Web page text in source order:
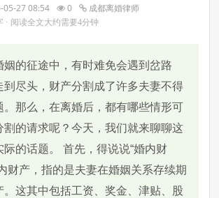
05-27 08:54 0 成都离婚律师
· 阅读全文大约需要4分钟
姻的征途中，有时难免会遇到岔路
到尽头，财产分割成了许多夫妻不得
。那么，在离婚后，都有哪些情形可
割的请求呢？今天，我们就来聊聊这
际的话题。 首先，得说说“婚内财
财产，指的是夫妻在婚姻关系存续期
。这其中包括工资、奖金、津贴、股